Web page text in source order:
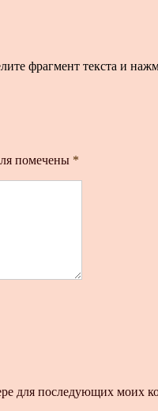
фрагмент текста и
помечены *
для последующих моих